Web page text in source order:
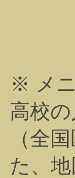
※ メ
高校
（全
た、